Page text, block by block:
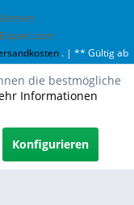
. | ** Gültig ab
Sie unterVersandkosten
die bestmögliche
Informationen
Konfigurieren